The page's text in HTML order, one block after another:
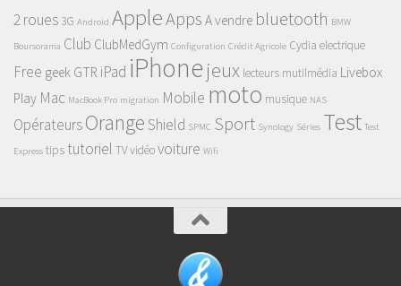
2 roues 3G Android AppleApps A vendre bluetooth BMW
Boursorama Club ClubMedGym Configuration Crédit Agricole Cydia electrique
Free geek GTR iPad iPhone jeux lecteurs mutilmédia Livebox
Play Mac MacBook Pro migration Mobile moto musique NAS
OpérateursOrangeShield SPMC Sport Synology Séries Test Test
Express tips tutoriel TVvidéovoiture Wifi